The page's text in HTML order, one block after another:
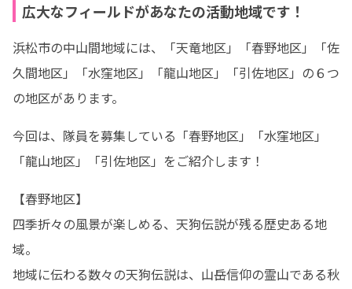
広大なフィールドがあなたの活動地域です！
浜松市の中山間地域には、「天竜地区」「春野地区」「佐
久間地区」「水窪地区」「龍山地区」「引佐地区」の６つ
の地区があります。
今回は、隊員を募集している「春野地区」「水窪地区」
「龍山地区」「引佐地区」をご紹介します！
【春野地区】
四季折々の風景が楽しめる、天狗伝説が残る歴史ある地
域。
地域に伝わる数々の天狗伝説は、山岳信仰の霊山である秋